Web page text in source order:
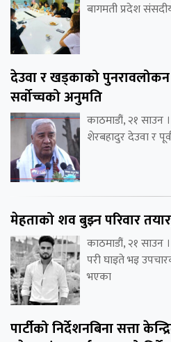
बागमती प्रदेश
देउवा र खड्काको पुनरावलोकन
सर्वोच्चको अनुमति
काठमाडौं, २१ साउन
शेरबहादुर देउवा र
मेहताको शव बुझ्न परिवार
काठमाडौं, २१ साउन
परी घाइते भइ
भएका
पार्टीको निर्देशनबिना सत्ता